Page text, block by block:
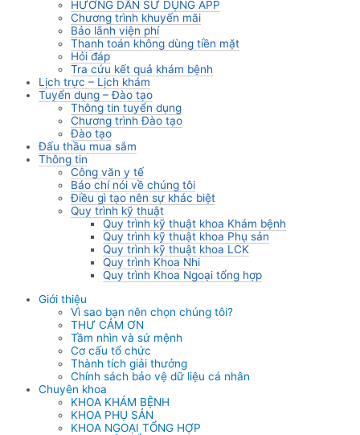
HƯỚNG DẪN SỬ DỤNG APP
Chương trình khuyến mãi
Bảo lãnh viện phí
Thanh toán không dùng tiền mặt
Hỏi đáp
Tra cứu kết quả khám bệnh
Lịch trực – Lịch khám
Tuyển dụng – Đào tạo
Thông tin tuyển dụng
Chương trình Đào tạo
Đào tạo
Đấu thầu mua sắm
Thông tin
Công văn y tế
Báo chí nói về chúng tôi
Điều gì tạo nên sự khác biệt
Quy trình kỹ thuật
Quy trình kỹ thuật khoa Khám bệnh
Quy trình kỹ thuật khoa Phụ sản
Quy trình kỹ thuật khoa LCK
Quy trình Khoa Nhi
Quy trình Khoa Ngoại tổng hợp
Giới thiệu
Vì sao bạn nên chọn chúng tôi?
THƯ CẢM ƠN
Tầm nhìn và sứ mệnh
Cơ cấu tổ chức
Thành tích giải thưởng
Chính sách bảo vệ dữ liệu cá nhân
Chuyên khoa
KHOA KHÁM BỆNH
KHOA PHỤ SẢN
KHOA NGOẠI TỔNG HỢP